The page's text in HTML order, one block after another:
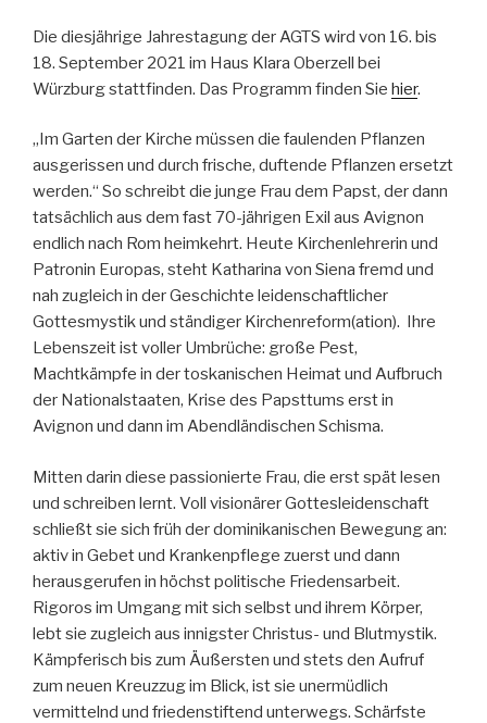
Die diesjährige Jahrestagung der AGTS wird von 16. bis
18. September 2021 im Haus Klara Oberzell bei
Würzburg stattfinden. Das Programm finden Sie hier.
„Im Garten der Kirche müssen die faulenden Pflanzen
ausgerissen und durch frische, duftende Pflanzen ersetzt
werden.“ So schreibt die junge Frau dem Papst, der dann
tatsächlich aus dem fast 70-jährigen Exil aus Avignon
endlich nach Rom heimkehrt. Heute Kirchenlehrerin und
Patronin Europas, steht Katharina von Siena fremd und
nah zugleich in der Geschichte leidenschaftlicher
Gottesmystik und ständiger Kirchenreform(ation). Ihre
Lebenszeit ist voller Umbrüche: große Pest,
Machtkämpfe in der toskanischen Heimat und Aufbruch
der Nationalstaaten, Krise des Papsttums erst in
Avignon und dann im Abendländischen Schisma.
Mitten darin diese passionierte Frau, die erst spät lesen
und schreiben lernt. Voll visionärer Gottesleidenschaft
schließt sie sich früh der dominikanischen Bewegung an:
aktiv in Gebet und Krankenpflege zuerst und dann
herausgerufen in höchst politische Friedensarbeit.
Rigoros im Umgang mit sich selbst und ihrem Körper,
lebt sie zugleich aus innigster Christus- und Blutmystik.
Kämpferisch bis zum Äußersten und stets den Aufruf
zum neuen Kreuzzug im Blick, ist sie unermüdlich
vermittelnd und friedenstiftend unterwegs. Schärfste